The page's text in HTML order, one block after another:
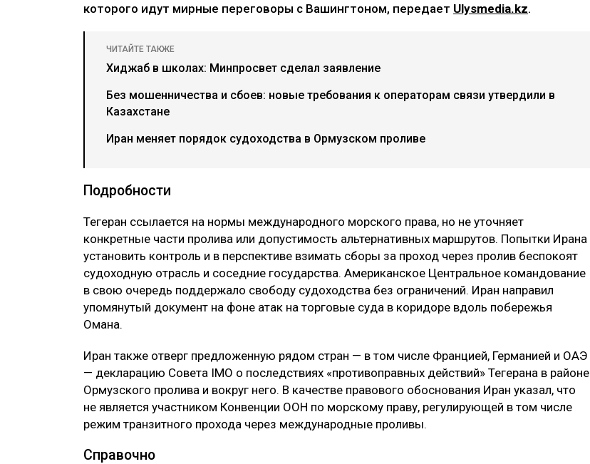
которого идут мирные переговоры с Вашингтоном, передает Ulysmedia.kz.
ЧИТАЙТЕ ТАКЖЕ
Хиджаб в школах: Минпросвет сделал заявление
Без мошенничества и сбоев: новые требования к операторам связи утвердили в
Казахстане
Иран меняет порядок судоходства в Ормузском проливе
Подробности
Тегеран ссылается на нормы международного морского права, но не уточняет
конкретные части пролива или допустимость альтернативных маршрутов. Попытки Ирана
установить контроль и в перспективе взимать сборы за проход через пролив беспокоят
судоходную отрасль и соседние государства. Американское Центральное командование
в свою очередь поддержало свободу судоходства без ограничений. Иран направил
упомянутый документ на фоне атак на торговые суда в коридоре вдоль побережья
Омана.
Иран также отверг предложенную рядом стран — в том числе Францией, Германией и ОАЭ
— декларацию Совета IMO о последствиях «противоправных действий» Тегерана в районе
Ормузского пролива и вокруг него. В качестве правового обоснования Иран указал, что
не является участником Конвенции ООН по морскому праву, регулирующей в том числе
режим транзитного прохода через международные проливы.
Справочно